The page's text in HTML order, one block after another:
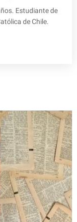
Estudiante de
de Chile.